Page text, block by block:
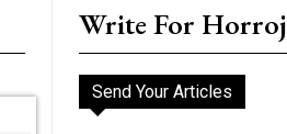
Write For Horroj
Send Your Articles